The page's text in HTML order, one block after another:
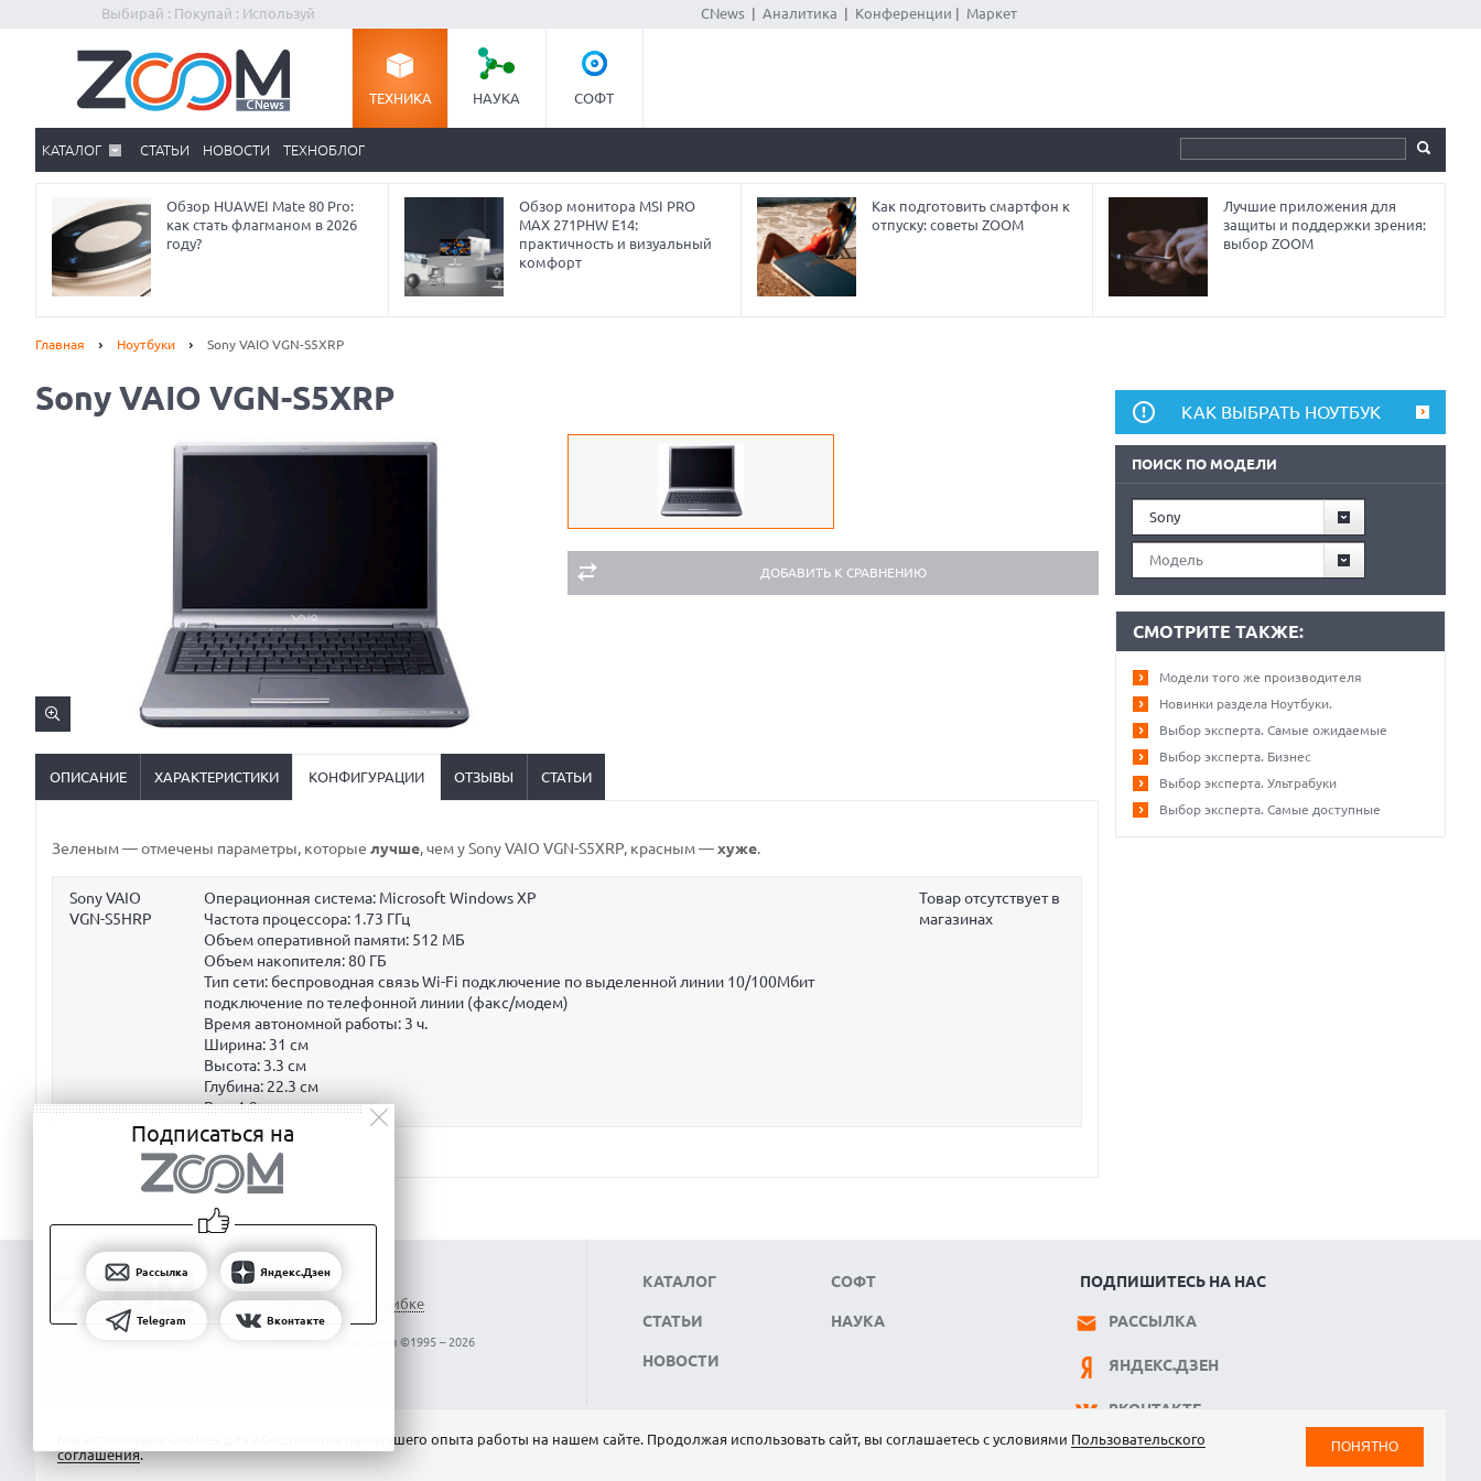
Выбирай : Покупай : Используй CNews| Аналитика Конференции Маркет
ТЕХНИКА НАУКА СОФТ
КАТАЛОГ СТАТЬИ НОВОСТИ ТЕХНОБЛОГ
Обзор HUAWEI Mate 80 Pro:
как стать флагманом в 2026
году?
Обзор монитора MSI PRO
MAX 271PHW E14:
практичность и визуальный
комфорт
Как подготовить смартфон к
отпуску: советы ZOOM
Лучшие приложения для
защиты и поддержки зрения:
выбор ZOOM
Главная Ноутбуки Sony VAIO VGN-S5XRP
Sony VAIO VGN-S5XRP
ДОБАВИТЬ К СРАВНЕНИЮ
ОПИСАНИЕ ХАРАКТЕРИСТИКИ КОНФИГУРАЦИИ ОТЗЫВЫ СТАТЬИ
Зеленым— отмечены параметры, которые лучше, чем у Sony VAIO VGN-S5XRP, красным—хуже.
Sony VAIO
VGN-S5HRP
Операционная система: Microsoft Windows XP
Частота процессора: 1.73 ГГц
Объем оперативной памяти: 512 МБ
Объем накопителя:80 ГБ
Тип сети: беспроводная связь Wi-Fi подключение по выделенной линии 10/100Мбит
подключение по телефонной линии (факс/модем)
Время автономной работы: 3 ч.
Ширина: 31 см
Высота: 3.3 см
Глубина: 22.3 см
Вес:1.9 кг
Товар отсутствует в
магазинах
КАК ВЫБРАТЬ НОУТБУК
ПОИСК ПО МОДЕЛИ
Sony
Модель
СМОТРИТЕ ТАКЖЕ:
Модели того же производителя
Новинки раздела Ноутбуки.
Выбор эксперта. Самые ожидаемые
Выбор эксперта. Бизнес
Выбор эксперта. Ультрабуки
Выбор эксперта. Самые доступные
Сообщить об ошибке
Все права защищены ©1995 – 2026
КАТАЛОГ
СТАТЬИ
НОВОСТИ
СОФТ
НАУКА
ПОДПИШИТЕСЬ НА НАС
РАССЫЛКА
ЯНДЕКС.ДЗЕН
ВКОНТАКТЕ
TELEGRAM
Подписаться на
Рассылка Яндекс.Дзен
Telegram Вконтакте
Мы используем Сookies для обеспечения наилучшего опыта работы на нашем сайте. Продолжая использовать сайт, вы соглашаетесь с условиями Пользовательского
соглашения.
ПОНЯТНО